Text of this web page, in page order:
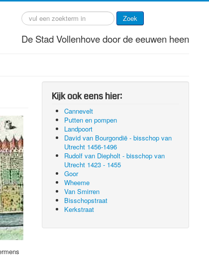
Zoek
De Stad Vollenhove door de eeuwen heen
Kijk ook eens hier:
Cannevelt
Putten en pompen
Landpoort
David van Bourgondië - bisschop van
Utrecht 1456-1496
Rudolf van Diepholt - bisschop van
Utrecht 1423 - 1455
Goor
Wheeme
Van Smirren
Bisschopstraat
Kerkstraat